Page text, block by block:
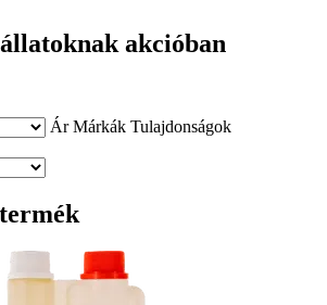
akcióban
Ár Márkák Tulajdonságok